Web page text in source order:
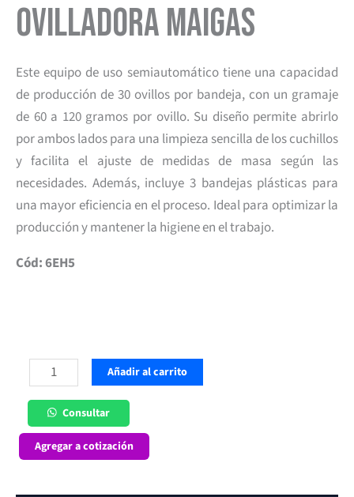
Ovilladora Maigas
Este equipo de uso semiautomático tiene una capacidad
de producción de 30 ovillos por bandeja, con un gramaje
de 60 a 120 gramos por ovillo. Su diseño permite abrirlo
por ambos lados para una limpieza sencilla de los cuchillos
y facilita el ajuste de medidas de masa según las
necesidades. Además, incluye 3 bandejas plásticas para
una mayor eficiencia en el proceso. Ideal para optimizar la
producción y mantener la higiene en el trabajo.
Cód: 6EH5
Ovilladora
Maigas
cantidad
Añadir al carrito
Consultar
Agregar a cotización